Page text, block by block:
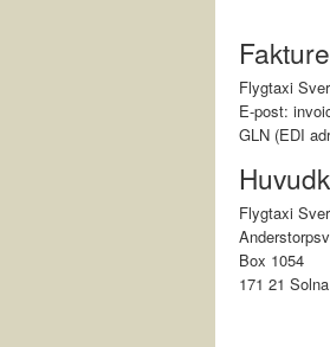
Flygtaxi
E-post:
GLN (EDI
Flygtaxi
Box 1054
171 21 Solna